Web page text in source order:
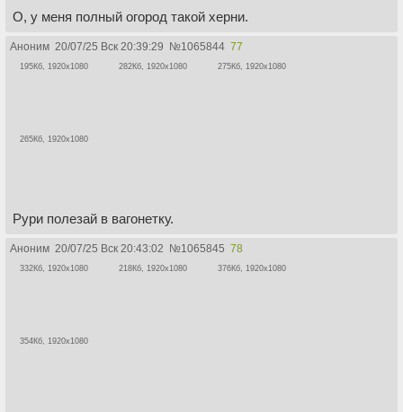
О, у меня полный огород такой херни.
Аноним 20/07/25 Вск 20:39:29 №1065844 77
195Кб, 1920x1080 282Кб, 1920x1080 275Кб, 1920x1080
265Кб, 1920x1080
Рури полезай в вагонетку.
Аноним 20/07/25 Вск 20:43:02 №1065845 78
332Кб, 1920x1080 218Кб, 1920x1080 376Кб, 1920x1080
354Кб, 1920x1080